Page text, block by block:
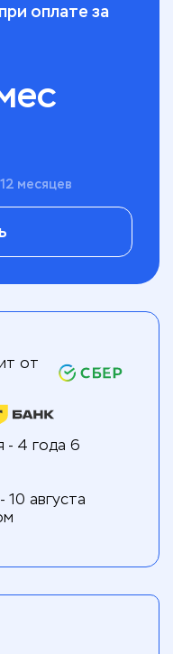
оплате за
месяцев
от
- 4 года 6
10 августа